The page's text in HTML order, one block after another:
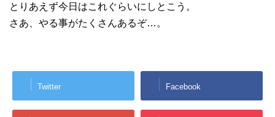
とりあえず今日はこれぐらいにしとこう。
さあ、やる事がたくさんあるぞ…。
Twitter Facebook